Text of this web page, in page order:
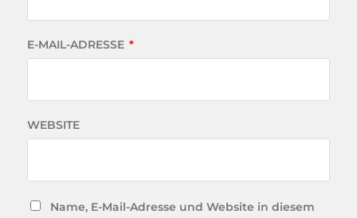
E-MAIL-ADRESSE *
WEBSITE
Name, E-Mail-Adresse und Website in diesem